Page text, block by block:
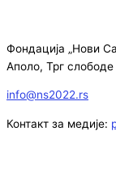
Фондација „Нови
Аполо, Трг
info@ns2022.rs
Контакт за медије: